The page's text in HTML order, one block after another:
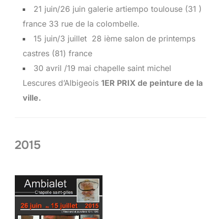
21 juin/26 juin galerie artiempo toulouse (31 )
france 33 rue de la colombelle.
15 juin/3 juillet 28 ième salon de printemps
castres (81) france
30 avril /19 mai chapelle saint michel
Lescures d’Albigeois 1ER PRIX de peinture de la
ville.
2015